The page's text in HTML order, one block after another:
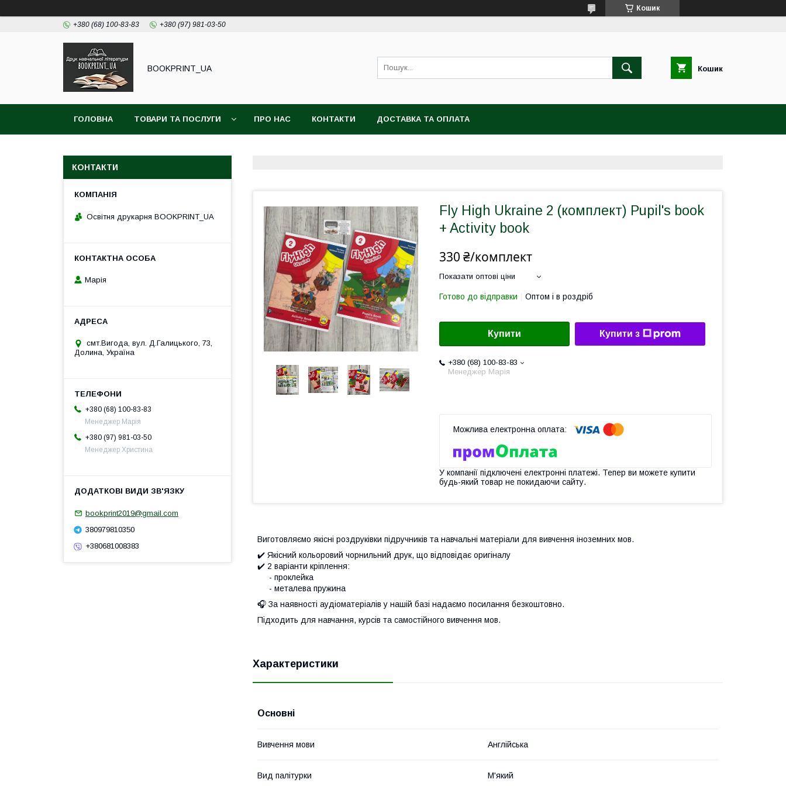
Кошик
+380 (68) 100-83-83 +380 (97) 981-03-50
BOOKPRINT_UA Кошик
ГОЛОВНА ТОВАРИ ТА ПОСЛУГИ ПРО НАС КОНТАКТИ ДОСТАВКА ТА ОПЛАТА
Fly High Ukraine 2 (комплект) Pupil's book
+ Activity book
330 ₴/комплект
Показати оптові ціни
Готово до відправки Оптом і в роздріб
Купити Купити з
+380 (68) 100-83-83
Менеджер Марія
У компанії підключені електронні платежі. Тепер ви можете купити
будь-який товар не покидаючи сайту.
Виготовляємо якісні роздруківки підручників та навчальні матеріали для вивчення іноземних мов.
✔️ Якісний кольоровий чорнильний друк, що відповідає оригіналу
✔️ 2 варіанти кріплення:
- проклейка
- металева пружина
🎧 За наявності аудіоматеріалів у нашій базі надаємо посилання безкоштовно.
Підходить для навчання, курсів та самостійного вивчення мов.
Характеристики
Основні
Вивчення мови Англійська
Вид палітурки М'який
КОНТАКТИ
Освітня друкарня BOOKPRINT_UA
Марія
смт.Вигода, вул. Д.Галицького, 73,
Долина, Україна
+380 (68) 100-83-83
Менеджер Марія
+380 (97) 981-03-50
Менеджер Христина
bookprint2019@gmail.com
380979810350
+380681008383